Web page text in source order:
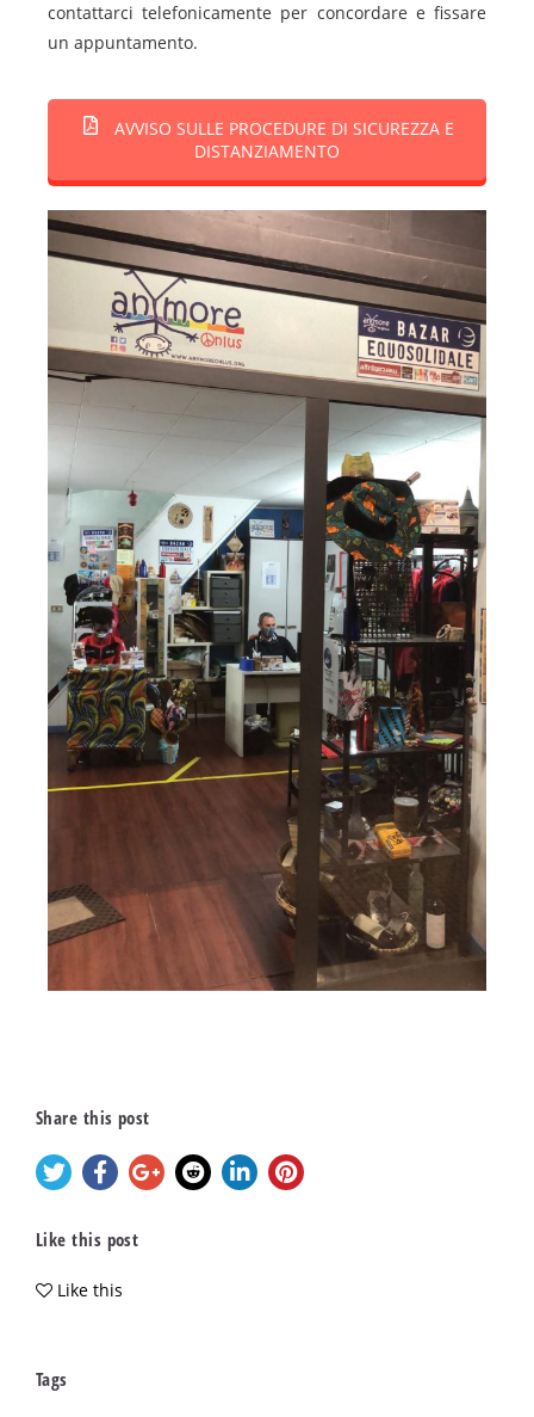
contattarci telefonicamente per concordare e fissare
un appuntamento.
AVVISO SULLE PROCEDURE DI SICUREZZA E
DISTANZIAMENTO
Share this post
Like this post
Like this
Tags